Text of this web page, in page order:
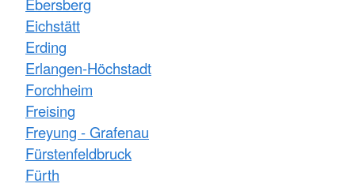
Eichstätt
Erding
Erlangen-Höchstadt
Forchheim
Freising
Freyung - Grafenau
Fürstenfeldbruck
Fürth